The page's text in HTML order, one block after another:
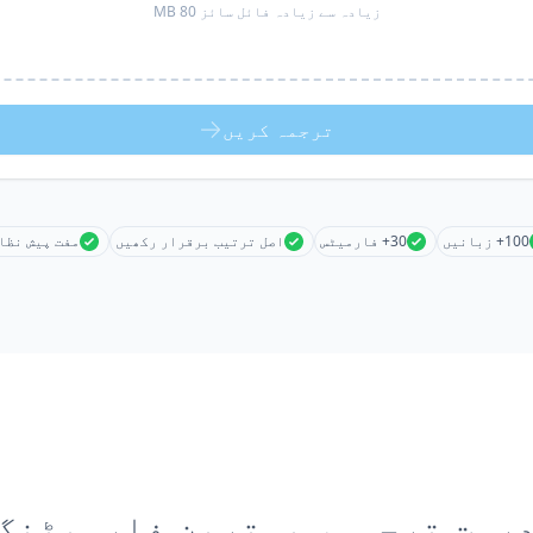
زیادہ سے زیادہ فائل سائز 80 MB
ترجمہ کریں
100+ زبانیں 30+ فارمیٹس اصل ترتیب برقرار رکھیں مفت پیش